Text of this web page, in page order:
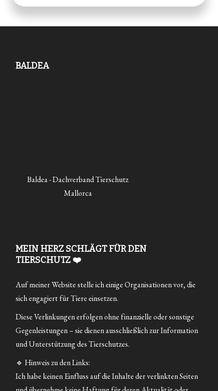
BALDEA
Baldea - Dachverband Tierschutz
Mallorca
MEIN HERZ SCHLÄGT FÜR DEN
TIERSCHUTZ ❤️
Auf meiner Website stelle ich einige Organisationen vor, die
sich engagiert für Tiere einsetzen.
Diese Verlinkungen erfolgen ohne finanzielle oder sonstige
Gegenleistungen – sie dienen ausschließlich zur Information
und Unterstützung des Tierschutzes.
🔹 Hinweis zu den Links:
Ich habe keinen Einfluss auf die Inhalte der verlinkten Seiten